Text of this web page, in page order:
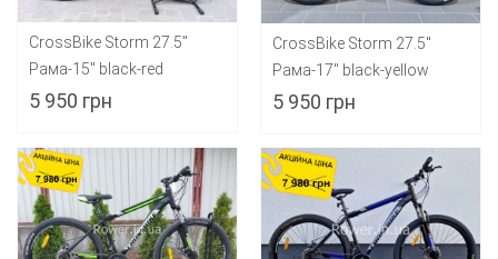
CrossBike Storm 27.5"
Рама-15" black-red
5 950 грн
CrossBike Storm 27.5"
Рама-17" black-yellow
5 950 грн